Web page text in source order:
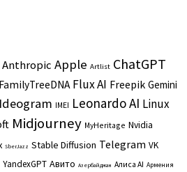
Anthropic Apple Artlist ChatGPT
FamilyTreeDNA Flux AI Freepik Gemini
Ideogram IMEI Leonardo AI Linux
Midjourney MyHeritage Nvidia
SberJazz Stable Diffusion Telegram VK
YandexGPT Авито Азербайджан Алиса AI Армения